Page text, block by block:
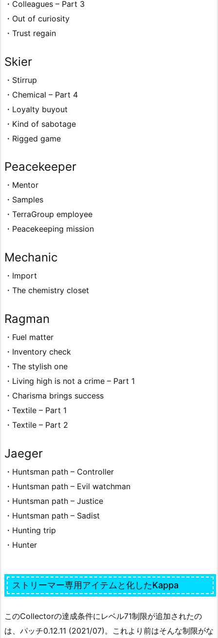
・Colleagues – Part 3
・Out of curiosity
・Trust regain
Skier
・Stirrup
・Chemical – Part 4
・Loyalty buyout
・Kind of sabotage
・Rigged game
Peacekeeper
・Mentor
・Samples
・TerraGroup employee
・Peacekeeping mission
Mechanic
・Import
・The chemistry closet
Ragman
・Fuel matter
・Inventory check
・The stylish one
・Living high is not a crime – Part 1
・Charisma brings success
・Textile – Part 1
・Textile – Part 2
Jaeger
・Huntsman path – Controller
・Huntsman path – Evil watchman
・Huntsman path – Justice
・Huntsman path – Sadist
・Hunting trip
・Hunter
ストリーマー専用アイテムと化したKappa
このCollectorの達成条件にレベル71制限が追加されたの
は、パッチ0.12.11 (2021/07)。これより前はそんな制限がな